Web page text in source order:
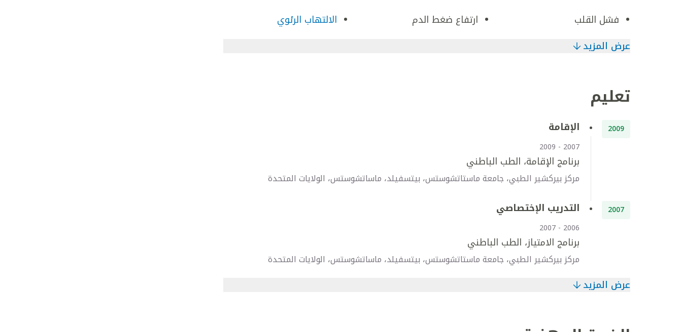
فشل القلب ارتفاع ضغط الدم
الالتهاب الرئوي
عرض المزيد
تعليم
2009 الإقامة
2007 - 2009
برنامج الإقامة، الطب الباطني
مركز بيركشير الطبي، جامعة ماستاتشوستس، بيتسفيلد، ماساتشوستس، الولايات المتحدة
2007 التدريب الإختصاصي
2006 - 2007
برنامج الامتياز، الطب الباطني
مركز بيركشير الطبي، جامعة ماستاتشوستس، بيتسفيلد، ماساتشوستس، الولايات المتحدة
عرض المزيد